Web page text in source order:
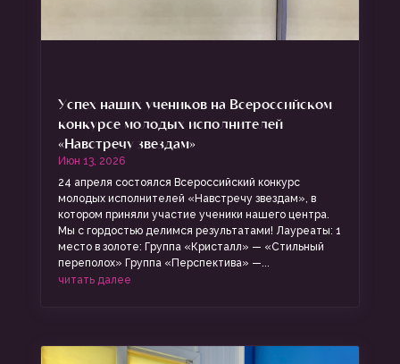
Успех наших учеников на Всероссийском
конкурсе молодых исполнителей
«Навстречу звездам»
Июн 13, 2026
24 апреля состоялся Всероссийский конкурс
молодых исполнителей «Навстречу звездам», в
котором приняли участие ученики нашего центра.
Мы с гордостью делимся результатами! Лауреаты: 1
место в золоте: Группа «Кристалл» — «Стильный
переполох» Группа «Перспектива» —...
читать далее